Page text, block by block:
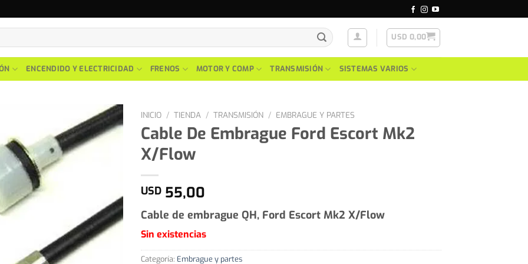
USD 0,00
ENCENDIDO Y ELECTRICIDAD FRENOS MOTOR Y COMP TRANSMISIÓN SISTEMAS VARIOS
INICIO / TIENDA / TRANSMISIÓN / EMBRAGUE Y PARTES
Cable De Embrague Ford Escort Mk2
X/Flow
USD 55,00
Cable de embrague QH, Ford Escort Mk2 X/Flow
Sin existencias
Categoría: Embrague y partes